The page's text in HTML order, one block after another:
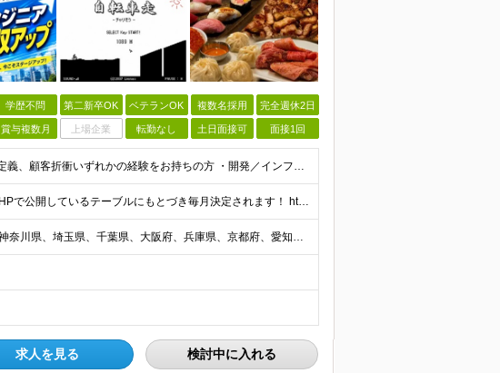
学歴不問 第二新卒OK ベテランOK 複数名採用 完全週休2日
賞与複数月 上場企業 転勤なし 土日面接可 面接1回
・PM/PL、PMO、ITコンサル、要件定義、顧客折衝いずれかの経験をお持ちの方 ・開発／インフラ経験から上流工程に挑戦したい方 ・学歴不問 ※業界・技術領域・工程は問いません。 ■ こんな方を歓
＜＜仕組み＞＞ 月単価に応じて会社HPで公開しているテーブルにもとづき毎月決定されます！ https://www.tech4u.dev/payroll ＜＜実績＞＞ PM/PL・ITコンサル職の平均
（希望にあわせた選択制） 東京都、神奈川県、埼玉県、千葉県、大阪府、兵庫県、京都府、愛知県、福岡県の各プロジェクト先 ・フル／ハイブリッドリモート案件あり ・転勤なし ・U・Iターンも歓迎＆支援可能
求人を見る 検討中に入れる